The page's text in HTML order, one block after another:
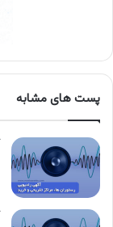
پست های مشابه